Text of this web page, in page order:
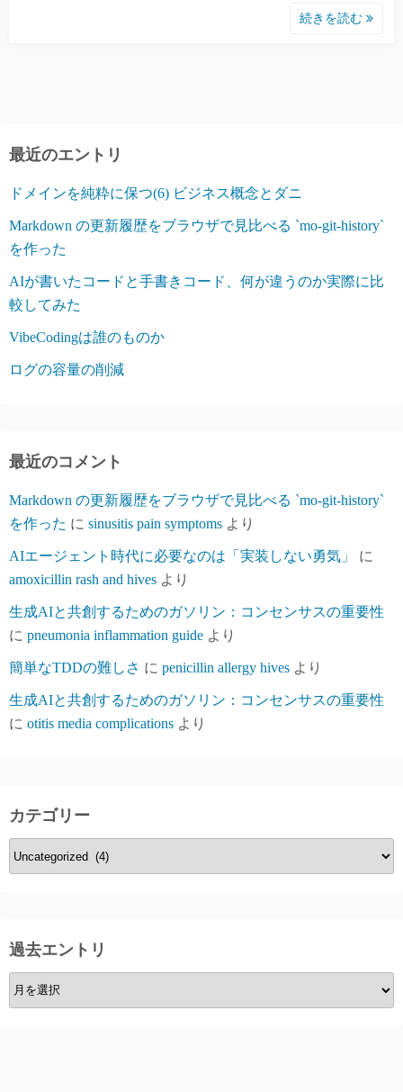
続きを読む
最近のエントリ
ドメインを純粋に保つ(6) ビジネス概念とダニ
Markdown の更新履歴をブラウザで見比べる `mo-git-history`
を作った
AIが書いたコードと手書きコード、何が違うのか実際に比
較してみた
VibeCodingは誰のものか
ログの容量の削減
最近のコメント
Markdown の更新履歴をブラウザで見比べる `mo-git-history`
を作った に sinusitis pain symptoms より
AIエージェント時代に必要なのは「実装しない勇気」
に
amoxicillin rash and hives より
生成AIと共創するためのガソリン：コンセンサスの重要性
に pneumonia inflammation guide より
簡単なTDDの難しさ に penicillin allergy hives より
生成AIと共創するためのガソリン：コンセンサスの重要性
に otitis media complications より
カテゴリー
カ
テ
ー
過去エントリ
過
去